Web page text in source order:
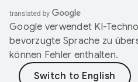
Google verwendet KI-
bevorzugte Sprache zu
können Fehler enthalten.